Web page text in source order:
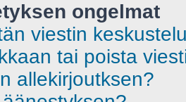
ongelmat
viestin
tai poista
allekirjoutksen?